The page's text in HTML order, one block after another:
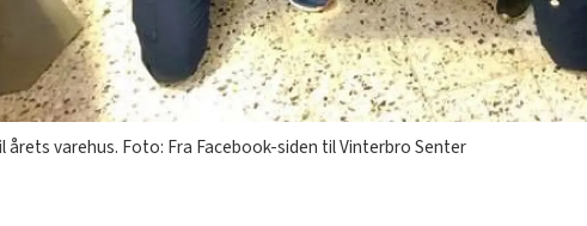
årets varehus. Foto: Fra Facebook-siden til Vinterbro Senter